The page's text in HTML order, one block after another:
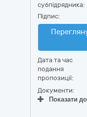
субпідрядника:
Підпис:
Дата та час
подання
пропозиції:
Документи:
Показати